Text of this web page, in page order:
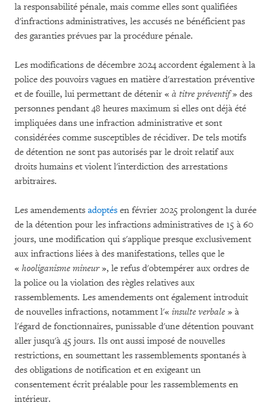
la responsabilité pénale, mais comme elles sont qualifiées
d'infractions administratives, les accusés ne bénéficient pas
des garanties prévues par la procédure pénale.
Les modifications de décembre 2024 accordent également à la
police des pouvoirs vagues en matière d'arrestation préventive
et de fouille, lui permettant de détenir « à titre préventif» des
personnes pendant 48 heures maximum si elles ont déjà été
impliquées dans une infraction administrative et sont
considérées comme susceptibles de récidiver. De tels motifs
de détention ne sont pas autorisés par le droit relatif aux
droits humains et violent l'interdiction des arrestations
arbitraires.
Les amendements adoptés en février 2025 prolongent la durée
de la détention pour les infractions administratives de 15 à 60
jours, une modification qui s'applique presque exclusivement
aux infractions liées à des manifestations, telles que le
« hooliganisme mineur», le refus d'obtempérer aux ordres de
la police ou la violation des règles relatives aux
rassemblements. Les amendements ont également introduit
de nouvelles infractions, notamment l'« insulte verbale » à
l'égard de fonctionnaires, punissable d'une détention pouvant
aller jusqu'à 45 jours. Ils ont aussi imposé de nouvelles
restrictions, en soumettant les rassemblements spontanés à
des obligations de notification et en exigeant un
consentement écrit préalable pour les rassemblements en
intérieur.